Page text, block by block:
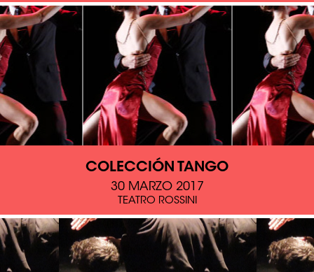
COLECCIÓN TANGO
30 MARZO 2017
TEATRO ROSSINI